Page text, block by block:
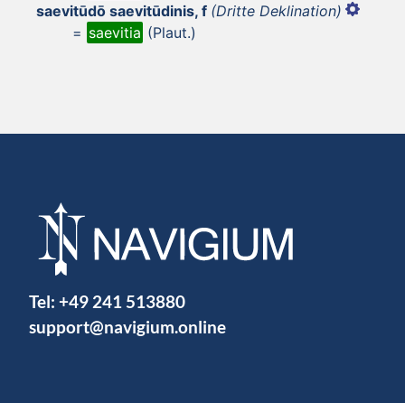
saevitūdō saevitūdinis, f (Dritte Deklination)
= saevitia (Plaut.)
Tel: +49 241 513880
support@navigium.online